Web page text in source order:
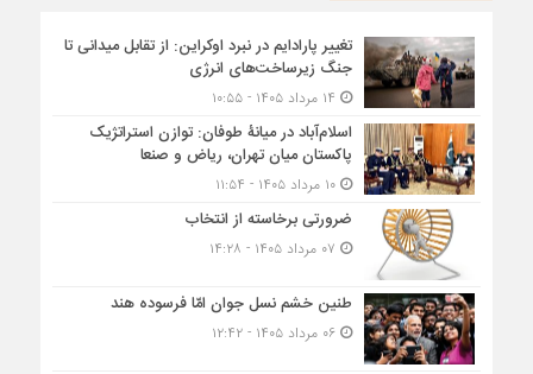
تغییر پارادایم در نبرد اوکراین: از تقابل میدانی تا
جنگ زیرساخت‌های انرژی
اسلام‌آباد در میانۀ طوفان: توازن استراتژیک
پاکستان میان تهران، ریاض و صنعا
۱۰ مرداد ۱۴۰۵ - ۱۱:۵۴
ضرورتی برخاسته از انتخاب
طنین خشم نسل جوان امّا فرسوده هند
۰۶ مرداد ۱۴۰۵ - ۱۲:۴۲